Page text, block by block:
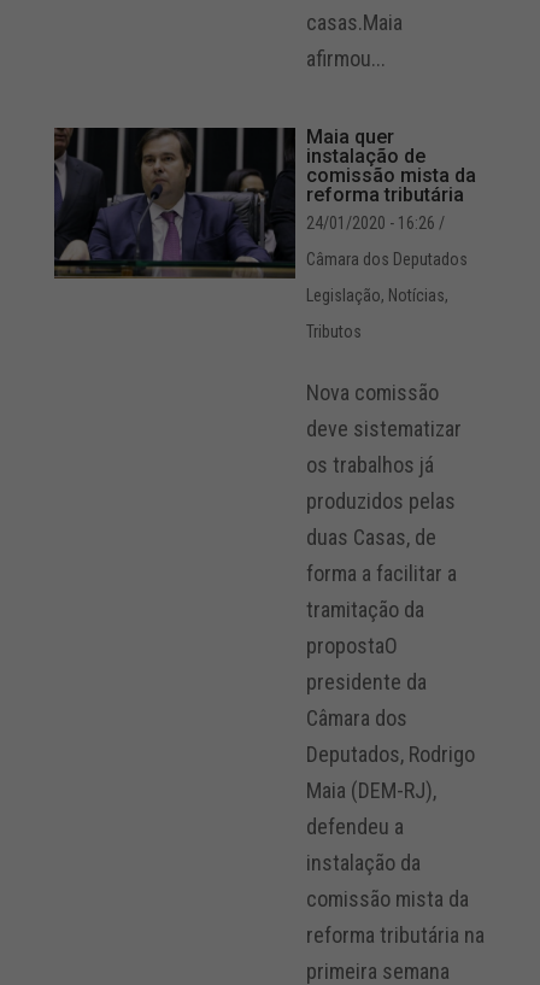
casas.Maia
afirmou...
Maia quer
instalação de
comissão mista da
reforma tributária
24/01/2020 - 16:26 /
Câmara dos Deputados
Legislação, Notícias,
Tributos
Nova comissão
deve sistematizar
os trabalhos já
produzidos pelas
duas Casas, de
forma a facilitar a
tramitação da
propostaO
presidente da
Câmara dos
Deputados, Rodrigo
Maia (DEM-RJ),
defendeu a
instalação da
comissão mista da
reforma tributária na
primeira semana